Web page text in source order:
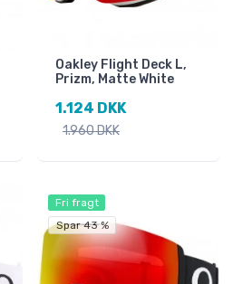
Oakley Flight Deck L,
Prizm, Matte White
1.124 DKK
1.960 DKK
Fri fragt
Spar 43 %